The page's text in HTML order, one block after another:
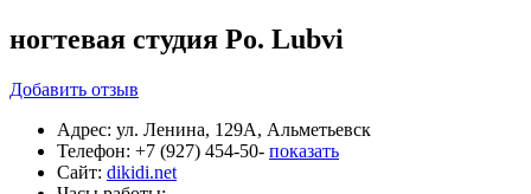
ногтевая студия Po. Lubvi
Добавить отзыв
Адрес: ул. Ленина, 129А, Альметьевск
Телефон: +7 (927) 454-50- показать
Сайт: dikidi.net